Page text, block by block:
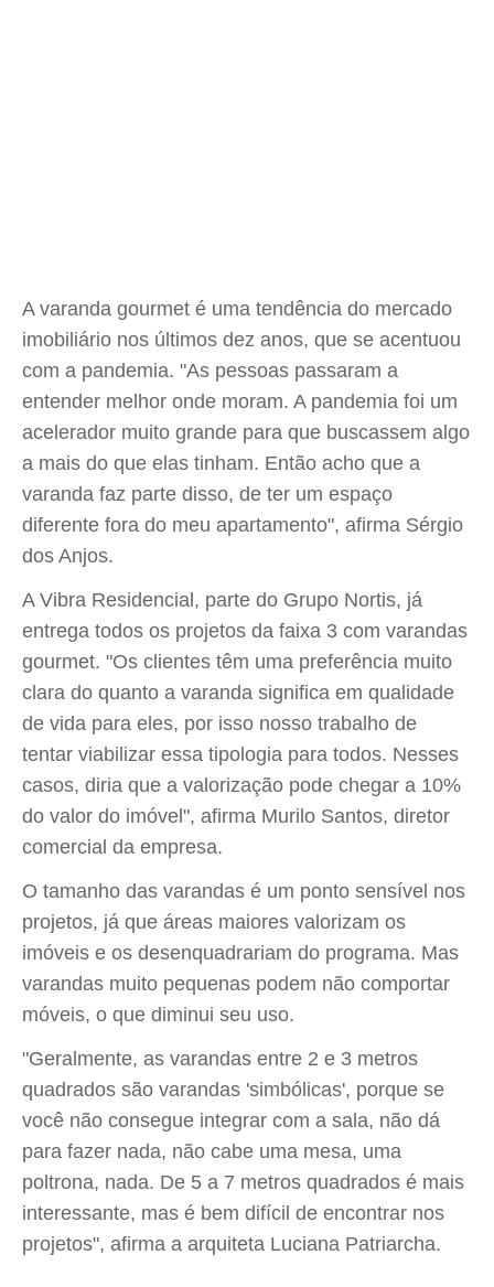
A varanda gourmet é uma tendência do mercado
imobiliário nos últimos dez anos, que se acentuou
com a pandemia. "As pessoas passaram a
entender melhor onde moram. A pandemia foi um
acelerador muito grande para que buscassem algo
a mais do que elas tinham. Então acho que a
varanda faz parte disso, de ter um espaço
diferente fora do meu apartamento", afirma Sérgio
dos Anjos.
A Vibra Residencial, parte do Grupo Nortis, já
entrega todos os projetos da faixa 3 com varandas
gourmet. "Os clientes têm uma preferência muito
clara do quanto a varanda significa em qualidade
de vida para eles, por isso nosso trabalho de
tentar viabilizar essa tipologia para todos. Nesses
casos, diria que a valorização pode chegar a 10%
do valor do imóvel", afirma Murilo Santos, diretor
comercial da empresa.
O tamanho das varandas é um ponto sensível nos
projetos, já que áreas maiores valorizam os
imóveis e os desenquadrariam do programa. Mas
varandas muito pequenas podem não comportar
móveis, o que diminui seu uso.
"Geralmente, as varandas entre 2 e 3 metros
quadrados são varandas 'simbólicas', porque se
você não consegue integrar com a sala, não dá
para fazer nada, não cabe uma mesa, uma
poltrona, nada. De 5 a 7 metros quadrados é mais
interessante, mas é bem difícil de encontrar nos
projetos", afirma a arquiteta Luciana Patriarcha.